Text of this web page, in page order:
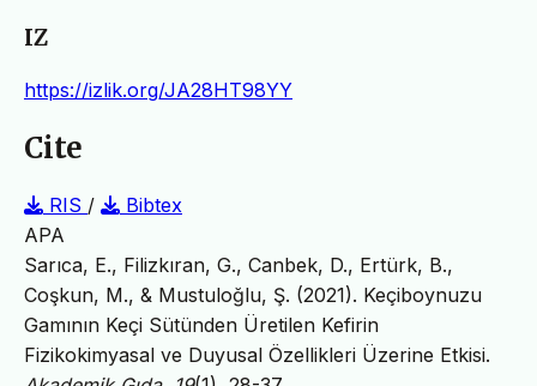
IZ
https://izlik.org/JA28HT98YY
Cite
RIS /
Bibtex
APA
Sarıca, E., Filizkıran, G., Canbek, D., Ertürk, B.,
Coşkun, M., & Mustuloğlu, Ş. (2021). Keçiboynuzu
Gamının Keçi Sütünden Üretilen Kefirin
Fizikokimyasal ve Duyusal Özellikleri Üzerine Etkisi.